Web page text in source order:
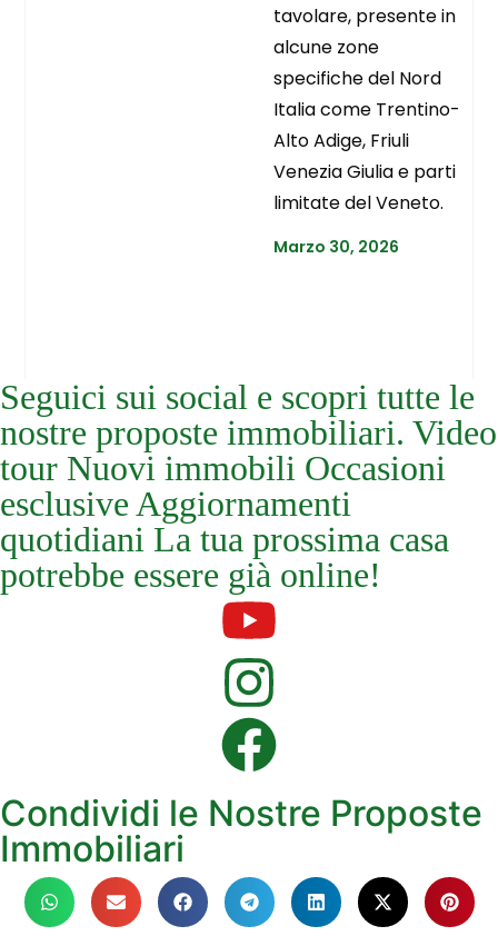
tavolare, presente in
alcune zone
specifiche del Nord
Italia come Trentino-
Alto Adige, Friuli
Venezia Giulia e parti
limitate del Veneto.
Marzo 30, 2026
Seguici sui social e scopri tutte le
nostre proposte immobiliari. Video
tour Nuovi immobili Occasioni
esclusive Aggiornamenti
quotidiani La tua prossima casa
potrebbe essere già online!
Condividi le Nostre Proposte
Immobiliari